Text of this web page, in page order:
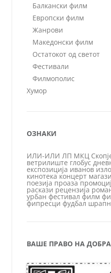
Балкански филм
Европски филм
Жанрови
Македонски филм
Остатокот од светот
Фестивали
Филмополис
Хумор
ОЗНАКИ
ИЛИ-ИЛИ ЛП МКЦ
ветрилиште глобус
експозиција иванов
кинотека концерт
поезија проаза
раскази рецензија
урбан фестивал филм
фипресци фудбал
ВАШЕ ПРАВО НА